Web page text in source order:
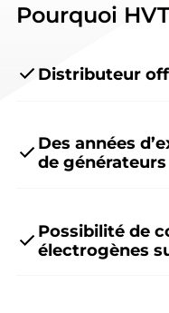
Pourquoi
Distributeur
Des années
de générateurs
Possibilité de
électrogènes